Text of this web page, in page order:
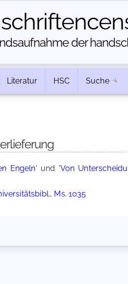
der
Literatur HSC Suche
Engeln' und 'Von
Ms. 1035